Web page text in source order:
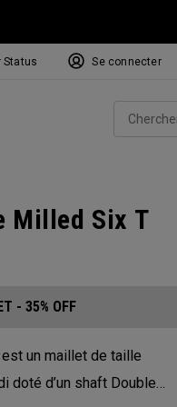
Status Se connecter
Milled Six T
- 35% OFF
est un maillet de taille
doté d’un shaft Double